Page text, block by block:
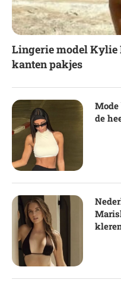
Lingerie model Kylie
kanten pakjes
Mode
de